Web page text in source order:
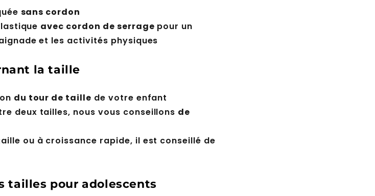
sans cordon
avec cordon de serrage pour un
et les activités physiques
la taille
du tour de taille de votre enfant
deux tailles, nous vous conseillons de
ou à croissance rapide, il est conseillé de
tailles pour adolescents